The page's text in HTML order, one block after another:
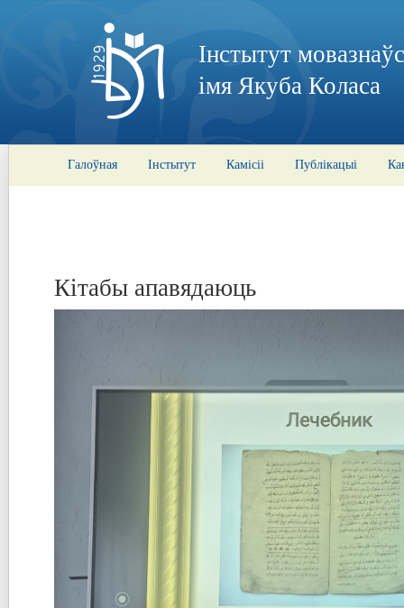
Інстытут
імя Якуба Коласа
Галоўная Інстытут Камісіі Публікацыі
Кітабы апавядаюць